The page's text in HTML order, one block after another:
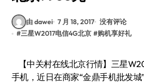
由 dawei 7 月 18, 2017 没有评论
#三星W2017电信4G北京 #购机享好礼
【中关村在线北京行情】三星W2017（电信4G）
手机，近日在商家“金鼎手机批发